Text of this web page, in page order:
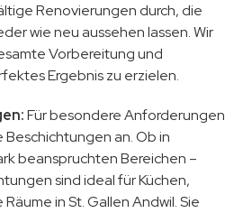
Renovierungen durch, die
wie neu aussehen lassen. Wir
Vorbereitung und
Ergebnis zu erzielen.
Für besondere Anforderungen
an. Ob in
beanspruchten Bereichen –
sind ideal für Küchen,
in St. Gallen Andwil. Sie